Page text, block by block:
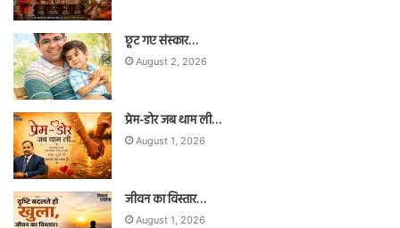
छूट गए संस्कार…
August 2, 2026
प्रेम-डोर जब थाम ली…
August 1, 2026
जीवन का विस्तार…
August 1, 2026